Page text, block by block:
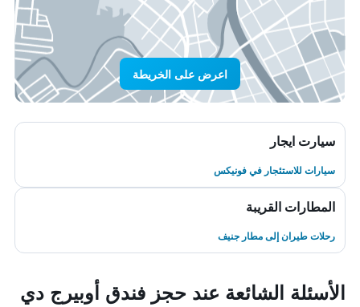
اعرض على الخريطة
سيارت ايجار
سيارات للاستئجار في فونيكس
المطارات القريبة
رحلات طيران إلى مطار جنيف
الأسئلة الشائعة عند حجز فندق أوبيرج دي